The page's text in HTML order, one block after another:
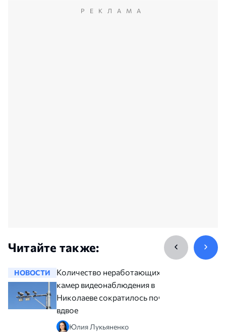
РЕКЛАМА
Читайте также:
НОВОСТИ
Количество неработающих
камер видеонаблюдения в
Николаеве сократилось почти
вдвое
Юлия Лукьяненко